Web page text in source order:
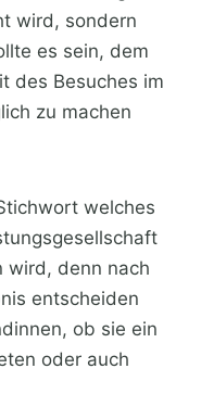
wird, sondern
es sein, dem
des Besuches im
zu machen
welches
wird, denn nach
entscheiden
ob sie ein
oder auch